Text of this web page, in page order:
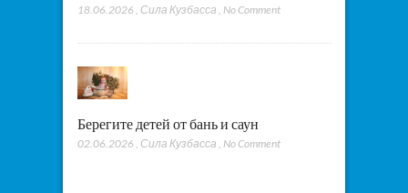
18.06.2026 Сила Кузбасса No Comment
Берегите детей от бань и саун
02.06.2026 , Сила Кузбасса , No Comment